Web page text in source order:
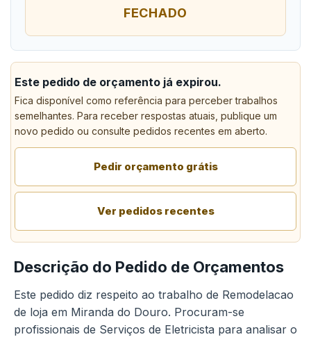
FECHADO
Este pedido de orçamento já expirou.
Fica disponível como referência para perceber trabalhos
semelhantes. Para receber respostas atuais, publique um
novo pedido ou consulte pedidos recentes em aberto.
Pedir orçamento grátis
Ver pedidos recentes
Descrição do Pedido de Orçamentos
Este pedido diz respeito ao trabalho de Remodelacao
de loja em Miranda do Douro. Procuram-se
profissionais de Serviços de Eletricista para analisar o